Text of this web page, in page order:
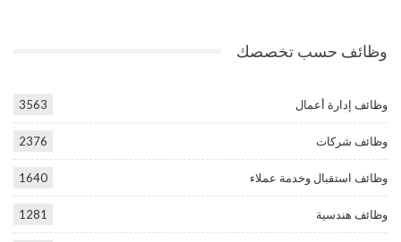
وظائف حسب تخصصك
وظائف إدارة أعمال 3563
وظائف شركات 2376
وظائف استقبال وخدمة عملاء 1640
وظائف هندسية 1281